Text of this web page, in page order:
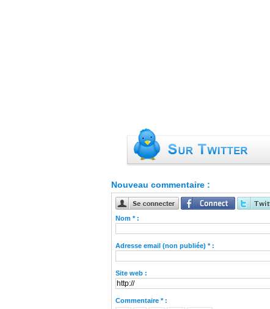
Nouveau commentaire :
Nom * :
Adresse email (non publiée) * :
Site web :
Commentaire * :